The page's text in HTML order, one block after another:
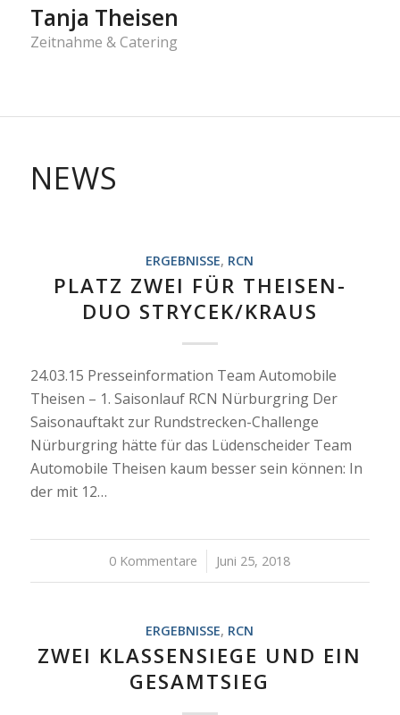
Tanja Theisen
Zeitnahme & Catering
NEWS
ERGEBNISSE, RCN
PLATZ ZWEI FÜR THEISEN-
DUO STRYCEK/KRAUS
24.03.15 Presseinformation Team Automobile
Theisen – 1. Saisonlauf RCN Nürburgring Der
Saisonauftakt zur Rundstrecken-Challenge
Nürburgring hätte für das Lüdenscheider Team
Automobile Theisen kaum besser sein können: In
der mit 12…
0 Kommentare
/ Juni 25, 2018
ERGEBNISSE, RCN
ZWEI KLASSENSIEGE UND EIN
GESAMTSIEG